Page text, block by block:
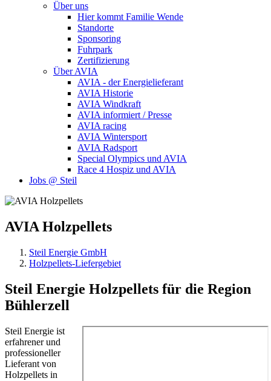
Über uns
Hier kommt Familie Wende
Standorte
Sponsoring
Fuhrpark
Zertifizierung
Über AVIA
AVIA - der Energielieferant
AVIA Historie
AVIA Windkraft
AVIA informiert / Presse
AVIA racing
AVIA Wintersport
AVIA Radsport
Special Olympics und AVIA
Race 4 Hospiz und AVIA
Jobs @ Steil
AVIA Holzpellets
Steil Energie GmbH
Holzpellets-Liefergebiet
Steil Energie Holzpellets für die Region
Bühlerzell
Steil Energie ist
erfahrener und
professioneller
Lieferant von
Holzpellets in